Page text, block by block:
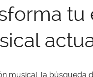
tu
musical, la búsqueda